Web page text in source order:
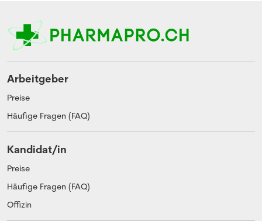
Arbeitgeber
Preise
Häufige Fragen (FAQ)
Kandidat/in
Preise
Häufige Fragen (FAQ)
Offizin